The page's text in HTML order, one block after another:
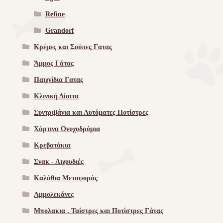
Refine
Grandorf
Κρέμες και Σούπες Γατας
Άμμος Γάτας
Παιχνίδια Γατας
Κλινική Δίαιτα
Συντριβάνια και Αυτόματες Ποτίστρες
Χάρτινα Ονυχοδρόμια
Κρεβατάκια
Σνακ - Λιχουδιές
Καλάθια Μεταφοράς
Αμμολεκάνες
Μπολακια , Ταίστρες και Ποτίστρες Γάτας